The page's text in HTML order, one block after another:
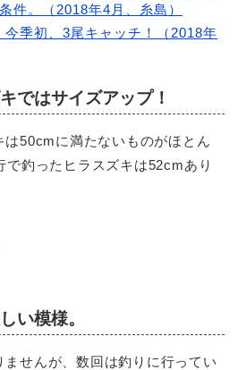
件。（2018年4月、糸島）
今季初、3尾キャッチ！（2018年
ではサイズアップ！
は50cmに満たないものがほとん
で釣ったヒラスズキは52cmあり
い模様。
せんが、数回は釣りに行ってい